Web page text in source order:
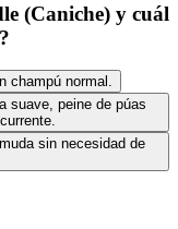
(Caniche) y cuál
champú normal.
suave, peine de púas
sin necesidad de